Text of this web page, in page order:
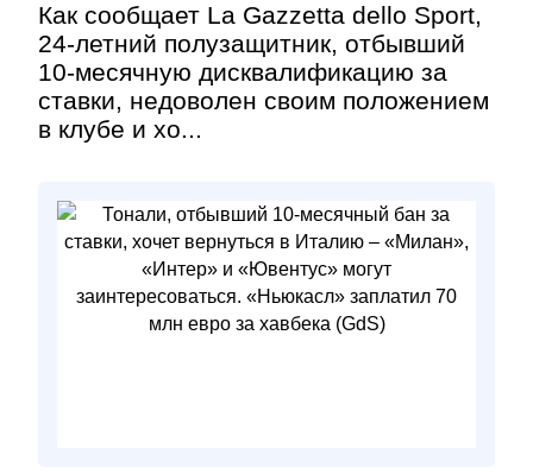
Как сообщает La Gazzetta dello Sport,
24-летний полузащитник, отбывший
10-месячную дисквалификацию за
ставки, недоволен своим положением
в клубе и хо...